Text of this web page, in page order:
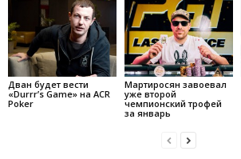
Дван будет вести
«Durrr’s Game» на ACR
Poker
Мартиросян завоевал
уже второй
чемпионский трофей
за январь